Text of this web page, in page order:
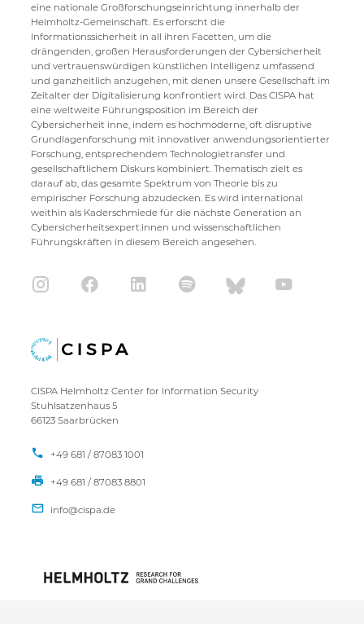
eine nationale Großforschungseinrichtung innerhalb der
Helmholtz-Gemeinschaft. Es erforscht die
Informationssicherheit in all ihren Facetten, um die
drängenden, großen Herausforderungen der Cybersicherheit
und vertrauenswürdigen künstlichen Intelligenz umfassend
und ganzheitlich anzugehen, mit denen unsere Gesellschaft im
Zeitalter der Digitalisierung konfrontiert wird. Das CISPA hat
eine weltweite Führungsposition im Bereich der
Cybersicherheit inne, indem es hochmoderne, oft disruptive
Grundlagenforschung mit innovativer anwendungsorientierter
Forschung, entsprechendem Technologietransfer und
gesellschaftlichem Diskurs kombiniert. Thematisch zielt es
darauf ab, das gesamte Spektrum von Theorie bis zu
empirischer Forschung abzudecken. Es wird international
weithin als Kaderschmiede für die nächste Generation an
Cybersicherheitsexpert:innen und wissenschaftlichen
Führungskräften in diesem Bereich angesehen.
CISPA Helmholtz Center for Information Security
Stuhlsatzenhaus 5
66123 Saarbrücken
+49 681 / 87083 1001
+49 681 / 87083 8801